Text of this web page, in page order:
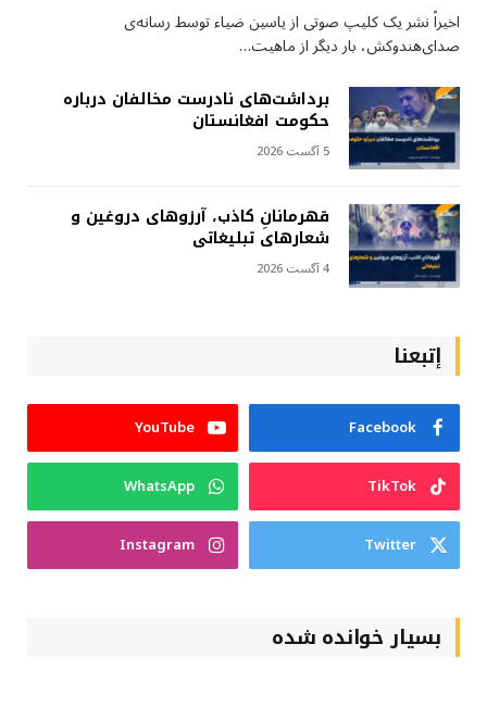
اخیراً نشر یک کلیپ صوتی از یاسین ضیاء توسط رسانه‌ی
صدای‌هندوکش، بار دیگر از ماهیت…
برداشت‌های نادرست مخالفان درباره
حکومت افغانستان
5 آگست 2026
قهرمانانِ کاذب، آرزوهای دروغین و
شعارهای تبلیغاتی
4 آگست 2026
إتبعنا
Facebook
YouTube
TikTok
WhatsApp
Twitter
Instagram
بسیار خوانده شده